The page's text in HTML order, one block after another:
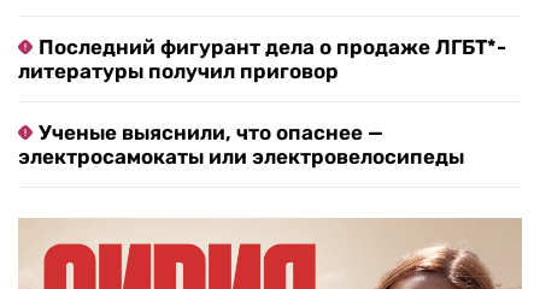
Последний фигурант дела о продаже ЛГБТ*-
литературы получил приговор
Ученые выяснили, что опаснее —
электросамокаты или электровелосипеды